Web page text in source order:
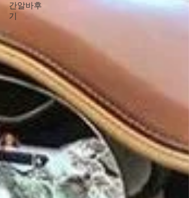
간알바후
기
바 스웨디시알바 2️⃣ 수입 구조 비교 스웨디시알바
관리 건당 수입 구조 예약 밀도에 따라 수입 차이
준하면 안정적 유흥알바 기본 페이 + 추가 수입 단
높은 업소 존재 변동폭은 큰 편 👉 안정성을 원하
스웨디시,단기간 고수입 목표면 유흥알바가 유리
니다. 스웨디시알바 3️⃣ 체력·멘탈 소모 차이 스웨디
시알바 체력은 쓰지만 멘탈 소모 적음 휴식 시간
교적 보장 유흥알바 체력